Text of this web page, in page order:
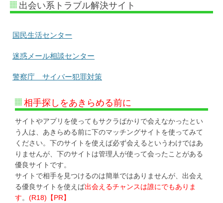
出会い系トラブル解決サイト
国民生活センター
迷惑メール相談センター
警察庁 サイバー犯罪対策
相手探しをあきらめる前に
サイトやアプリを使ってもサクラばかりで会えなかったとい
う人は、あきらめる前に下のマッチングサイトを使ってみて
ください。下のサイトを使えば必ず会えるというわけではあ
りませんが、下のサイトは管理人が使って会ったことがある
優良サイトです。
サイトで相手を見つけるのは簡単ではありませんが、出会え
る優良サイトを使えば出会えるチャンスは誰にでもありま
す。 (R18)【PR】